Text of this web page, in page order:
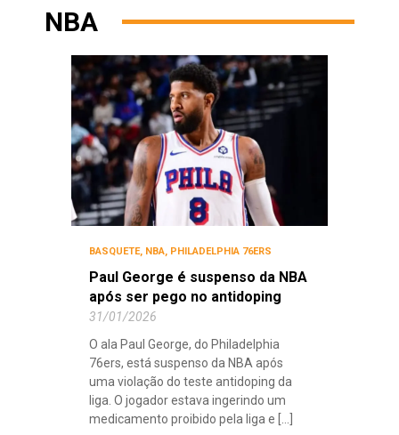
NBA
BASQUETE, NBA, PHILADELPHIA 76ERS
Paul George é suspenso da NBA
após ser pego no antidoping
31/01/2026
O ala Paul George, do Philadelphia
76ers, está suspenso da NBA após
uma violação do teste antidoping da
liga. O jogador estava ingerindo um
medicamento proibido pela liga e [...]